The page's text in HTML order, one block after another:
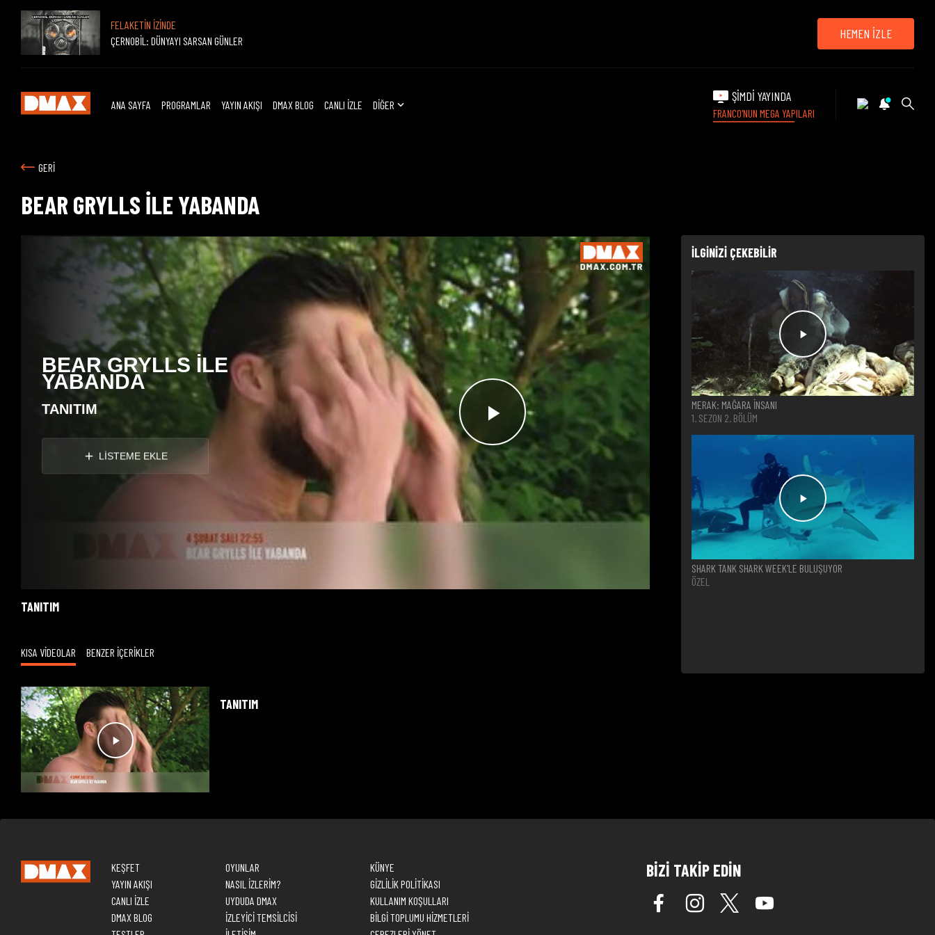
FELAKETİN İZİNDE
ÇERNOBİL: DÜNYAYI SARSAN GÜNLER
HEMEN İZLE
ANA SAYFA PROGRAMLAR YAYIN AKIŞI DMAX BLOG CANLI İZLE DİĞER
ŞİMDİ YAYINDA
FRANCO'NUN MEGA YAPILARI
GERİ
BEAR GRYLLS İLE YABANDA
Videoyu
Oynat
BEAR GRYLLS İLE
YABANDA
TANITIM
LİSTEME EKLE
TANITIM
KISA VİDEOLAR BENZER İÇERİKLER
TANITIM
İLGİNİZİ ÇEKEBİLİR
MERAK: MAĞARA İNSANI
1. SEZON 2. BÖLÜM
SHARK TANK SHARK WEEK'LE BULUŞUYOR
ÖZEL
KEŞFET
YAYIN AKIŞI
CANLI İZLE
DMAX BLOG
OYUNLAR
NASIL İZLERİM?
UYDUDA DMAX
İZLEYİCİ TEMSİLCİSİ
KÜNYE
GİZLİLİK POLİTİKASI
KULLANIM KOŞULLARI
BİLGİ TOPLUMU HİZMETLERİ
BİZİ TAKİP EDİN